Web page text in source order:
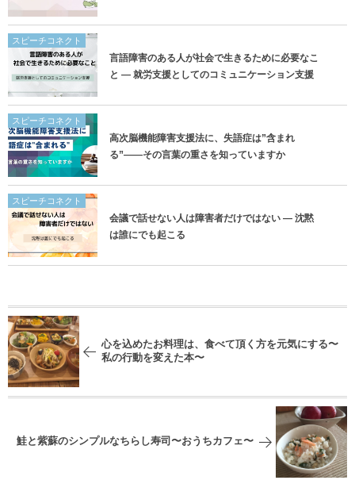
スピーチコネクト
言語障害のある人が社会で生きるために必要なこ
と ― 就労支援としてのコミュニケーション支援
スピーチコネクト
高次脳機能障害支援法に、失語症は”含まれ
る”——その言葉の重さを知っていますか
スピーチコネクト
会議で話せない人は障害者だけではない ― 沈黙
は誰にでも起こる
心を込めたお料理は、食べて頂く方を元気にする〜
私の行動を変えた本〜
鮭と紫蘇のシンプルなちらし寿司〜おうちカフェ〜